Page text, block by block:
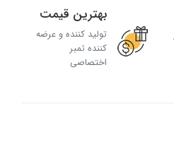
بهترین قیمت
تولید کننده و عرضه
کننده تمبر
اختصاصی